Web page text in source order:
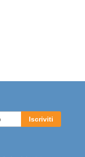
Iscriviti